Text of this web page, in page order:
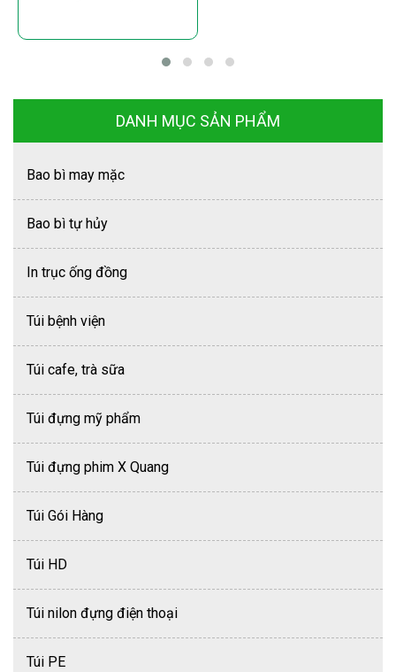
DANH MỤC SẢN PHẨM
Bao bì may mặc
Bao bì tự hủy
In trục ống đồng
Túi bệnh viện
Túi cafe, trà sữa
Túi đựng mỹ phẩm
Túi đựng phim X Quang
Túi Gói Hàng
Túi HD
Túi nilon đựng điện thoại
Túi PE